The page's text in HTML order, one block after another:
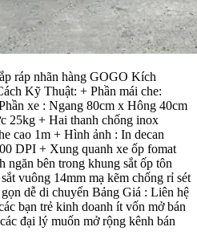
ráp nhãn hàng GOGO Kích
Kỹ Thuật: + Phần mái che:
xe : Ngang 80cm x Hông 40cm
25kg + Hai thanh chống inox
cao 1m + Hình ảnh : In decan
DPI + Xung quanh xe ốp fomat
ngăn bên trong khung sắt ốp tôn
vuông 14mm mạ kẽm chống rỉ sét
dễ di chuyển Bảng Giá : Liên hệ
bạn trẻ kinh doanh ít vốn mở bán
đại lý muốn mở rộng kênh bán